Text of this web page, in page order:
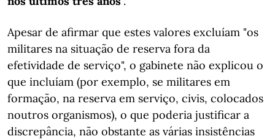
Apesar de afirmar que estes valores excluíam "os
militares na situação de reserva fora da
efetividade de serviço", o gabinete não explicou o
que incluíam (por exemplo, se militares em
formação, na reserva em serviço, civis, colocados
noutros organismos), o que poderia justificar a
discrepância, não obstante as várias insistências